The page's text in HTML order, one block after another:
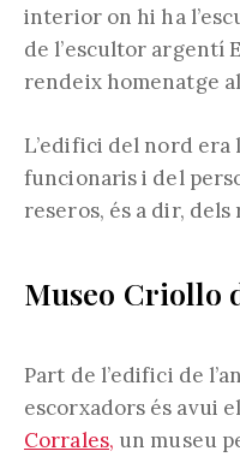
interior on hi ha
de l’escultor argentí
rendeix homenatge
L’edifici del nord era
funcionaris i del
reseros, és a dir, dels
Museo Criollo
Part de l’edifici de
escorxadors és avui
Corrales, un museu